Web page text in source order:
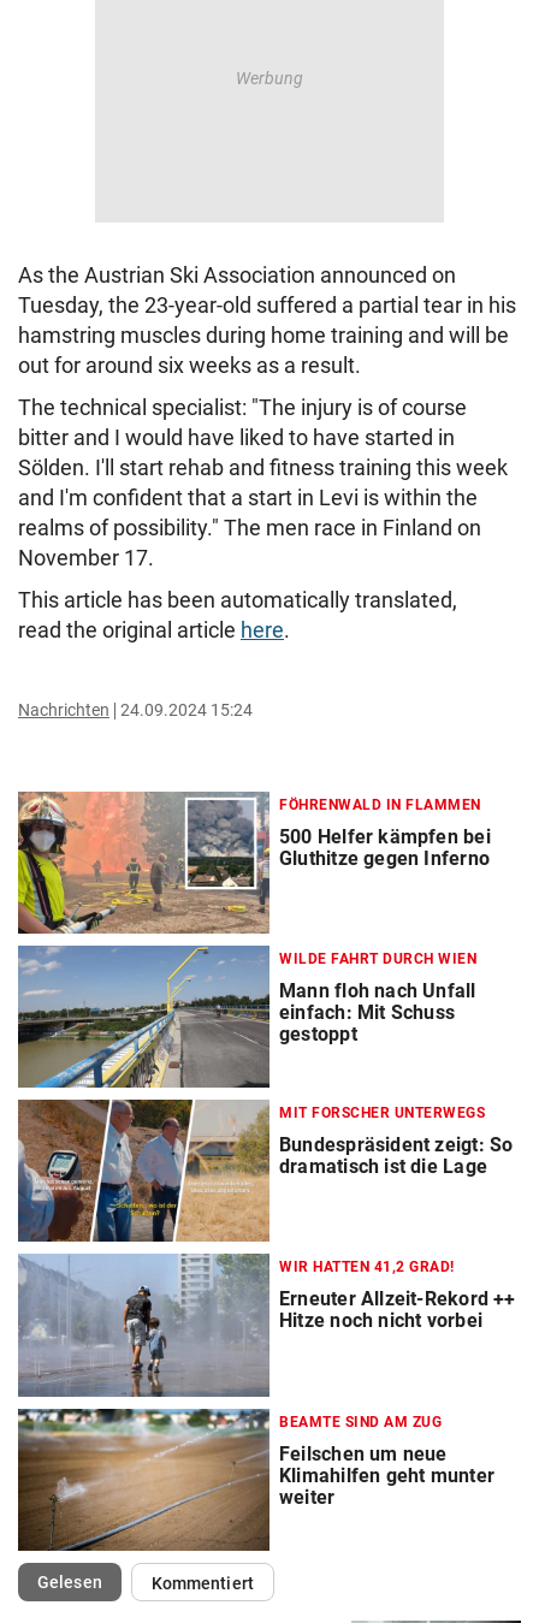
As the Austrian Ski Association announced on
Tuesday, the 23-year-old suffered a partial tear in his
hamstring muscles during home training and will be
out for around six weeks as a result.
The technical specialist: "The injury is of course
bitter and I would have liked to have started in
Sölden. I'll start rehab and fitness training this week
and I'm confident that a start in Levi is within the
realms of possibility." The men race in Finland on
November 17.
This article has been automatically translated,
read the original article here.
Nachrichten 24.09.2024 15:24
FÖHRENWALD IN FLAMMEN
500 Helfer kämpfen bei
Gluthitze gegen Inferno
WILDE FAHRT DURCH WIEN
Mann floh nach Unfall
einfach: Mit Schuss
gestoppt
MIT FORSCHER UNTERWEGS
Bundespräsident zeigt: So
dramatisch ist die Lage
WIR HATTEN 41,2 GRAD!
Erneuter Allzeit-Rekord ++
Hitze noch nicht vorbei
BEAMTE SIND AM ZUG
Feilschen um neue
Klimahilfen geht munter
weiter
Gelesen(ausgewählt)Kommentiert